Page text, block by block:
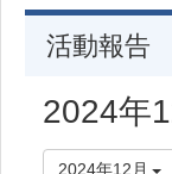
活動報告
2024年
2024年12月